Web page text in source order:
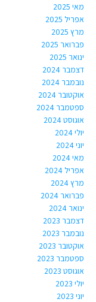
מאי 2025
אפריל 2025
מרץ 2025
פברואר 2025
ינואר 2025
דצמבר 2024
נובמבר 2024
אוקטובר 2024
ספטמבר 2024
אוגוסט 2024
יולי 2024
יוני 2024
מאי 2024
אפריל 2024
מרץ 2024
פברואר 2024
ינואר 2024
דצמבר 2023
נובמבר 2023
אוקטובר 2023
ספטמבר 2023
אוגוסט 2023
יולי 2023
יוני 2023